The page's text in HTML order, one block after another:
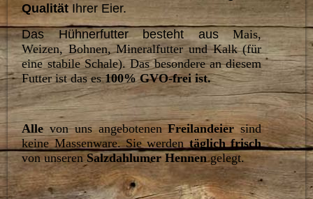
QualitätIhrer Eier.
Das Hühnerfutter besteht ausMais,
Weizen, Bohnen, Mineralfutter und Kalk (für
eine stabile Schale). Das besondere an diesem
Futter ist das es100% GVO-frei ist.
Allevon uns angebotenenFreilandeiersind
keine Massenware. Sie werdentäglich frisch
von unseren Salzdahlumer Hennengelegt.